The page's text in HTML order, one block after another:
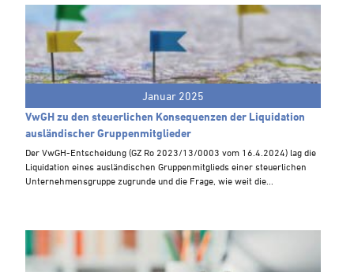
Januar 2025
VwGH zu den steuerlichen Konsequenzen der Liquidation
ausländischer Gruppenmitglieder
Der VwGH-Entscheidung (GZ Ro 2023/13/0003 vom 16.4.2024) lag die
Liquidation eines ausländischen Gruppenmitglieds einer steuerlichen
Unternehmensgruppe zugrunde und die Frage, wie weit die...